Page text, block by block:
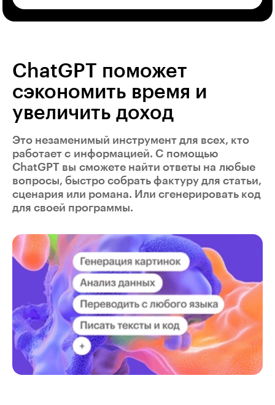
ChatGPT поможет
сэкономить время и
увеличить доход
Это незаменимый инструмент для всех, кто
работает с информацией. С помощью
ChatGPT вы сможете найти ответы на любые
вопросы, быстро собрать фактуру для статьи,
сценария или романа. Или сгенерировать код
для своей программы.